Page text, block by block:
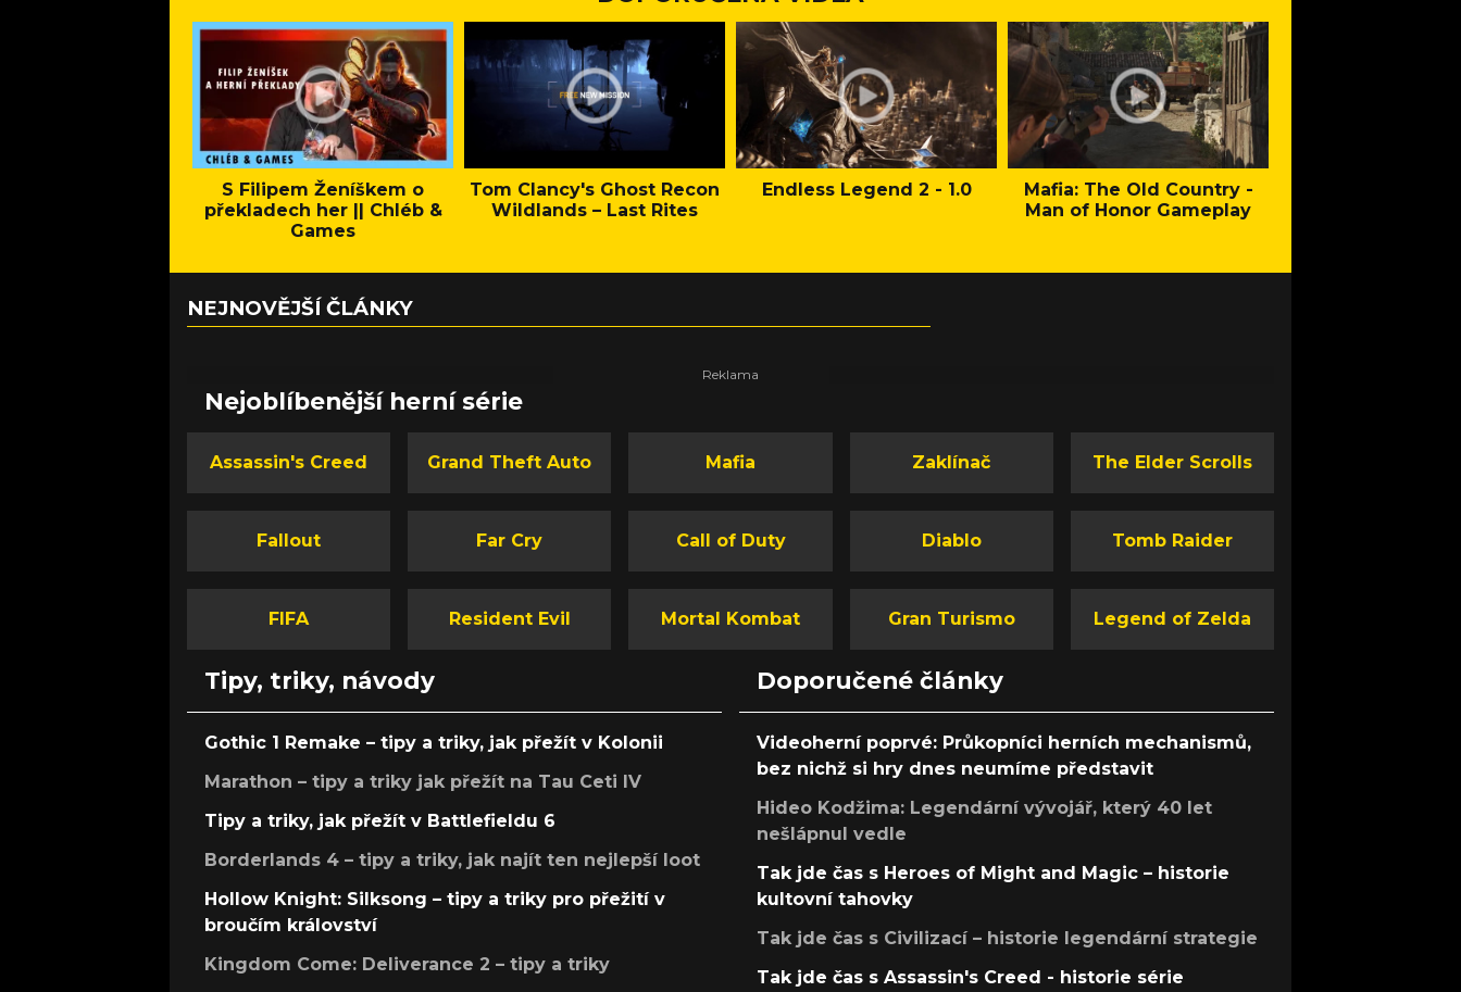
S Filipem Ženíškem o
překladech her || Chléb &
Games
Tom Clancy's Ghost Recon
Wildlands – Last Rites
Endless Legend 2 - 1.0
Mafia: The Old Country -
Man of Honor Gameplay
NEJNOVĚJŠÍ ČLÁNKY
Nejoblíbenější herní série
Assassin's Creed Grand Theft Auto Mafia Zaklínač The Elder Scrolls
Fallout Far Cry Call of Duty Diablo Tomb Raider
FIFA Resident Evil Mortal Kombat Gran Turismo Legend of Zelda
Tipy, triky, návody
Gothic 1 Remake – tipy a triky, jak přežít v Kolonii
Marathon – tipy a triky jak přežít na Tau Ceti IV
Tipy a triky, jak přežít v Battlefieldu 6
Borderlands 4 – tipy a triky, jak najít ten nejlepší loot
Hollow Knight: Silksong – tipy a triky pro přežití v
broučím království
Kingdom Come: Deliverance 2 – tipy a triky
Doporučené články
Videoherní poprvé: Průkopníci herních mechanismů,
bez nichž si hry dnes neumíme představit
Hideo Kodžima: Legendární vývojář, který 40 let
nešlápnul vedle
Tak jde čas s Heroes of Might and Magic – historie
kultovní tahovky
Tak jde čas s Civilizací – historie legendární strategie
Tak jde čas s Assassin's Creed - historie série